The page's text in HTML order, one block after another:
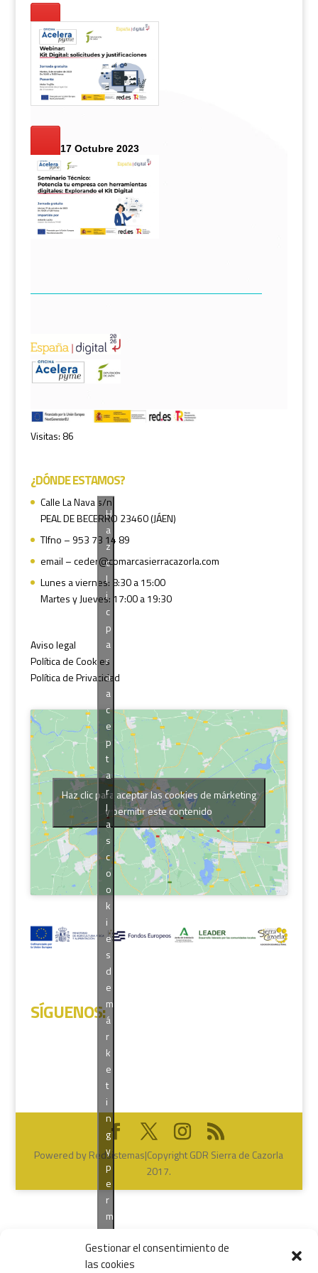
Gestionar el consentimiento de
las cookies
3 Octubre 2023
17 Octubre 2023
Visitas: 86
¿DÓNDE ESTAMOS?
Calle La Nava s/n
PEAL DE BECERRO 23460 (JÁEN)
Tlfno – 953 73 14 89
email – ceder@comarcasierracazorla.com
Lunes a viernes: 8:30 a 15:00
Martes y Jueves: 17:00 a 19:30
Aviso legal
Política de Cookies
Política de Privacidad
Haz clic para aceptar las cookies de márketing
y permitir este contenido
SÍGUENOS:
H
a
z
c
l
i
c
p
a
r
a
a
c
e
p
t
a
r
l
a
s
c
o
o
k
i
e
s
d
e
m
á
r
k
e
t
i
n
g
y
p
e
r
m
i
t
i
Powered by Redsistemas|Copyright GDR Sierra de Cazorla
2017.